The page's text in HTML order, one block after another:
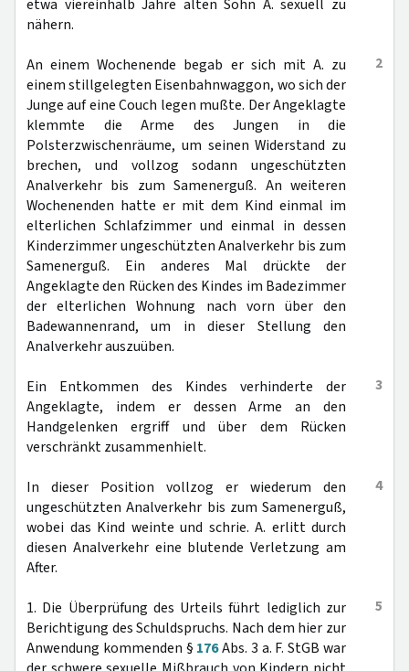
etwa viereinhalb Jahre alten Sohn A. sexuell zu
nähern.
2
An einem Wochenende begab er sich mit A. zu
einem stillgelegten Eisenbahnwaggon, wo sich der
Junge auf eine Couch legen mußte. Der Angeklagte
klemmte die Arme des Jungen in die
Polsterzwischenräume, um seinen Widerstand zu
brechen, und vollzog sodann ungeschützten
Analverkehr bis zum Samenerguß. An weiteren
Wochenenden hatte er mit dem Kind einmal im
elterlichen Schlafzimmer und einmal in dessen
Kinderzimmer ungeschützten Analverkehr bis zum
Samenerguß. Ein anderes Mal drückte der
Angeklagte den Rücken des Kindes im Badezimmer
der elterlichen Wohnung nach vorn über den
Badewannenrand, um in dieser Stellung den
Analverkehr auszuüben.
3
Ein Entkommen des Kindes verhinderte der
Angeklagte, indem er dessen Arme an den
Handgelenken ergriff und über dem Rücken
verschränkt zusammenhielt.
4
In dieser Position vollzog er wiederum den
ungeschützten Analverkehr bis zum Samenerguß,
wobei das Kind weinte und schrie. A. erlitt durch
diesen Analverkehr eine blutende Verletzung am
After.
5
1. Die Überprüfung des Urteils führt lediglich zur
Berichtigung des Schuldspruchs. Nach dem hier zur
Anwendung kommenden § 176Abs. 3 a. F. StGB war